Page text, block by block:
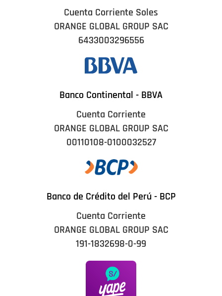
Cuenta Corriente Soles
ORANGE GLOBAL GROUP SAC
6433003296556
Banco Continental - BBVA
Cuenta Corriente
ORANGE GLOBAL GROUP SAC
00110108-0100032527
Banco de Crédito del Perú - BCP
Cuenta Corriente
ORANGE GLOBAL GROUP SAC
191-1832698-0-99